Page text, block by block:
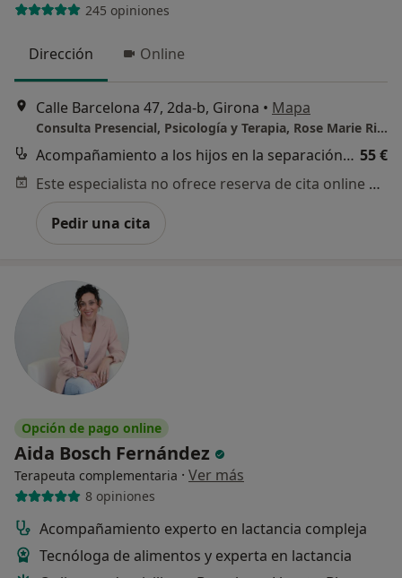
245 opiniones
Dirección Online
Calle Barcelona 47, 2da-b, Girona • Mapa
Consulta Presencial, Psicología y Terapia, Rose Marie Rivas
Acompañamiento a los hijos en la separación/divorcio 55 €
Este especialista no ofrece reserva de cita online en esta dirección.
Pedir una cita
Opción de pago online
Aida Bosch Fernández
Terapeuta complementaria · Ver más
8 opiniones
Acompañamiento experto en lactancia compleja
Tecnóloga de alimentos y experta en lactancia